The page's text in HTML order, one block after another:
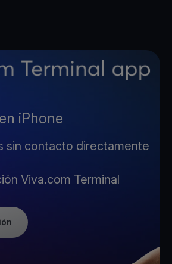
iPhone
sin contacto directamente
Viva.com Terminal